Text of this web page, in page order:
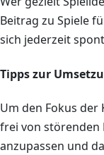
Beitrag zu Spiele
sich jederzeit
Tipps zur
Um den Fokus
frei von störenden
anzupassen und